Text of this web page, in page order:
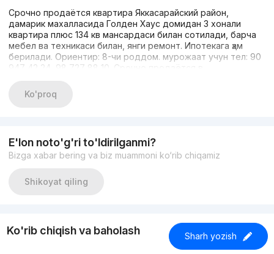
Срочно продаётся квартира Яккасарайский район,
дамарик махалласида Голден Хаус домидан 3 хонали
квартира плюс 134 кв мансардаси билан сотилади, барча
мебел ва техникаси билан, янги ремонт. Ипотекага ҳам
берилади. Ориентир: 8-чи роддом. мурожаат учун тел: 90
947 42 24, 98 727 88 10. Срочно продаётся в
комнатная квартира с мансардой площадью 134 кв.м, дом
от Голдена Хауса, со всей мебелью и техникой, с евро
Ko'proq
E'lon noto'g'ri to'ldirilganmi?
Bizga xabar bering va biz muammoni ko‘rib chiqamiz
Shikoyat qiling
Ko'rib chiqish va baholash Sharh yozish